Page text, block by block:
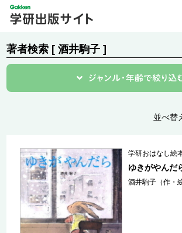
著者検索 [ 酒井駒子 ]
並べ替
学研おはなし絵
ゆきがやんだ
酒井駒子（作・絵